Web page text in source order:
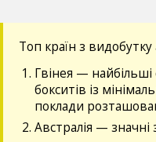
Топ країн з
Гвінея — найбільші
бокситів із
поклади
Австралія — значні